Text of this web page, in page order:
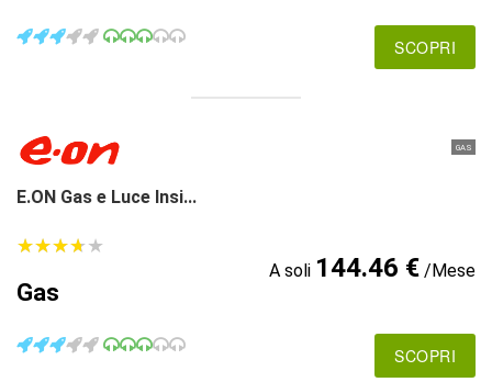
SCOPRI
GAS
E.ON Gas e Luce Insi...
★★★★★
★★★★★
Gas
A soli 144.46 €/Mese
SCOPRI